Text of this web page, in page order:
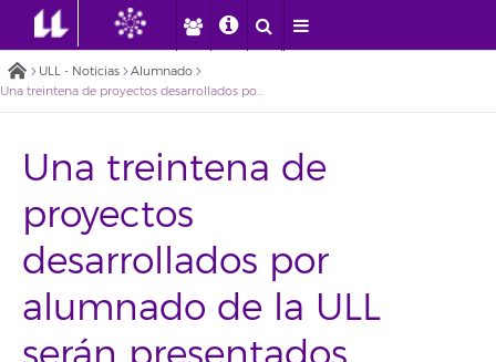
ULL - Noticias
Alumnado
Una treintena de proyectos desarrollados por alumnado de la ULL serán presentados en la V Feria del Talento Emprendedor
Una treintena de
proyectos
desarrollados por
alumnado de la ULL